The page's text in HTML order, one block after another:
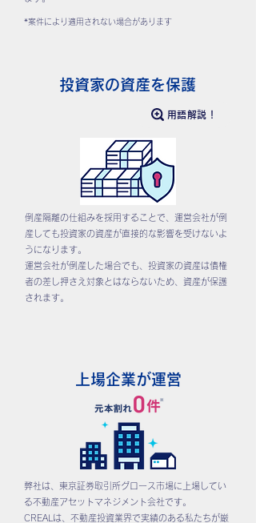
*案件により適用されない場合があります
投資家の資産を保護
用語解説！
倒産隔離の仕組みを採用することで、運営会社が倒
産しても投資家の資産が直接的な影響を受けないよ
うになります。
運営会社が倒産した場合でも、投資家の資産は債権
者の差し押さえ対象とはならないため、資産が保護
されます。
上場企業が運営
弊社は、東京証券取引所グロース市場に上場してい
る不動産アセットマネジメント会社です。
CREALは、不動産投資業界で実績のある私たちが厳